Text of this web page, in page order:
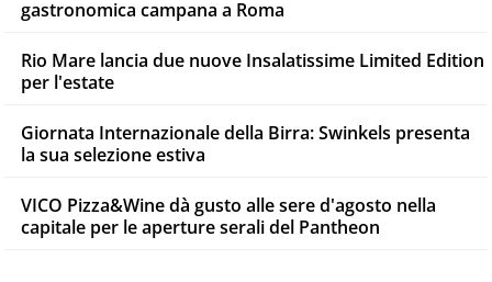
gastronomica campana a Roma
Rio Mare lancia due nuove Insalatissime Limited Edition
per l'estate
Giornata Internazionale della Birra: Swinkels presenta
la sua selezione estiva
VICO Pizza&Wine dà gusto alle sere d'agosto nella
capitale per le aperture serali del Pantheon